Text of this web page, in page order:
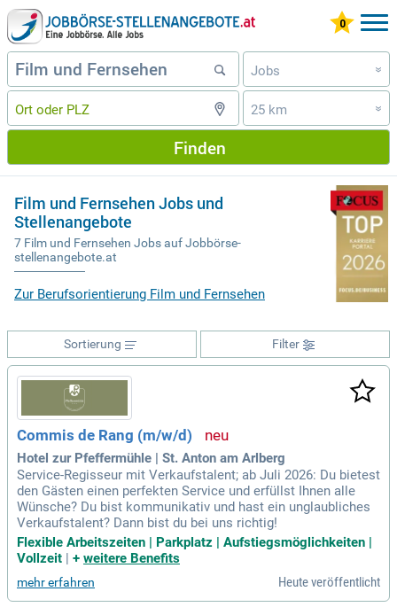
Jobs »
25 km »
Finden
Film und Fernsehen Jobs und
Stellenangebote
7 Film und Fernsehen Jobs auf Jobbörse-
stellenangebote.at
Zur Berufsorientierung Film und Fernsehen
Filter
Sortierung
Commis de Rang (m/w/d)
Hotel zur Pfeffermühle | St. Anton am Arlberg
Service-Regisseur mit Verkaufstalent; ab Juli 2026: Du bietest
den Gästen einen perfekten Service und erfüllst Ihnen alle
Wünsche? Du bist kommunikativ und hast ein unglaubliches
Verkaufstalent? Dann bist du bei uns richtig!
Flexible Arbeitszeiten | Parkplatz | Aufstiegsmöglichkeiten |
Vollzeit
+ weitere Benefits
mehr erfahren Heute veröffentlicht